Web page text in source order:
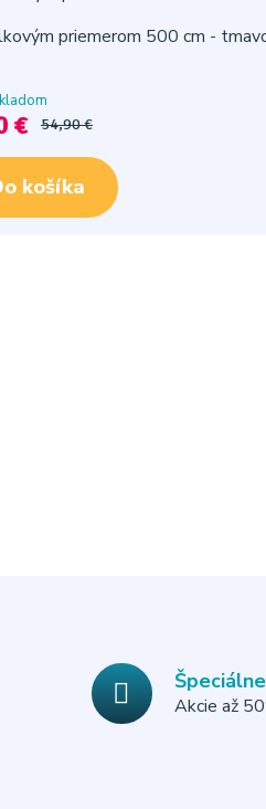
priemerom 500 cm -
€ 54,90 €
košíka
Akcie až